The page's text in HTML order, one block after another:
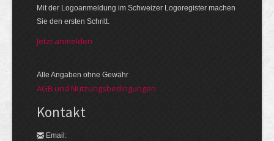
Mit der Logo­an­meldung im Schweizer Logo­register machen
Sie den ersten Schritt.
Jetzt anmelden
Alle Angaben ohne Gewähr
AGB und Nutzungsbedingungen
Kontakt
Email: